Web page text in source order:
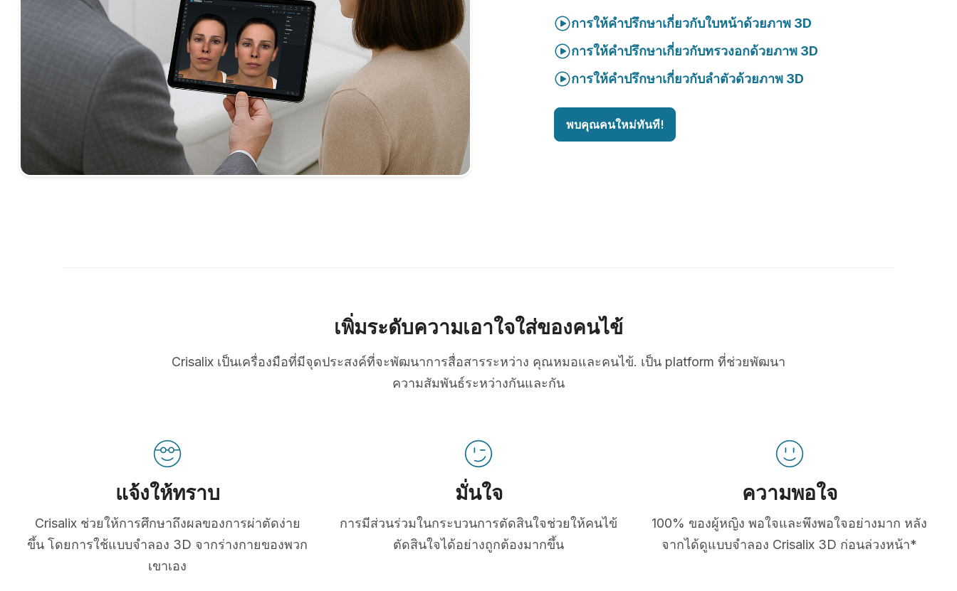
การให้คำปรึกษาเกี่ยวกับใบหน้าด้วยภาพ 3D
การให้คำปรึกษาเกี่ยวกับทรวงอกด้วยภาพ 3D
การให้คำปรึกษาเกี่ยวกับลำตัวด้วยภาพ 3D
พบคุณคนใหม่ทันที!
เพิ่มระดับความเอาใจใส่ของคนไข้
Crisalix เป็นเครื่องมือที่มีจุดประสงค์ที่จะพัฒนาการสื่อสารระหว่าง คุณหมอและคนไข้. เป็น platform ที่ช่วยพัฒนา
ความสัมพันธ์ระหว่างกันและกัน
แจ้งให้ทราบ
Crisalix ช่วยให้การศึกษาถึงผลของการผ่าตัดง่าย
ขึ้น โดยการใช้แบบจำลอง 3D จากร่างกายของพวก
เขาเอง
มั่นใจ
การมีส่วนร่วมในกระบวนการตัดสินใจช่วยให้คนไข้
ตัดสินใจได้อย่างถูกต้องมากขึ้น
ความพอใจ
100% ของผู้หญิง พอใจและพึงพอใจอย่างมาก หลัง
จากได้ดูแบบจำลอง Crisalix 3D ก่อนล่วงหน้า*